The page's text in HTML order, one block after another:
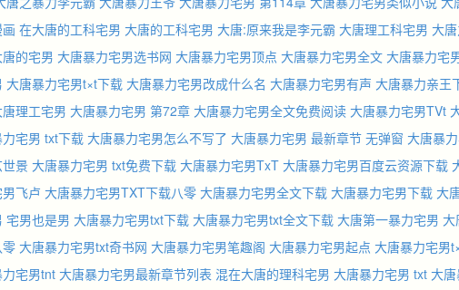
在大唐的工科宅男 大唐的工科宅男 大唐:原来我是李元霸 大唐理工科宅男 大
的宅男 大唐暴力宅男选书网 大唐暴力宅男顶点 大唐暴力宅男全文 大唐暴力宅
大唐暴力宅男t×t下载 大唐暴力宅男改成什么名 大唐暴力宅男有声 大唐暴力亲王
理工宅男 大唐暴力宅男 第72章 大唐暴力宅男全文免费阅读 大唐暴力宅男TVt
力宅男 txt下载 大唐暴力宅男怎么不写了 大唐暴力宅男 最新章节 无弹窗 大唐暴
景 大唐暴力宅男 txt免费下载 大唐暴力宅男TxT 大唐暴力宅男百度云资源下载
飞卢 大唐暴力宅男TXT下载八零 大唐暴力宅男全文下载 大唐暴力宅男下载 大
宅男也是男 大唐暴力宅男txt下载 大唐暴力宅男txt全文下载 大唐第一暴力宅男 大
大唐暴力宅男txt奇书网 大唐暴力宅男笔趣阁 大唐暴力宅男起点 大唐暴力宅男
力宅男tnt 大唐暴力宅男最新章节列表 混在大唐的理科宅男 大唐暴力宅男 txt 大